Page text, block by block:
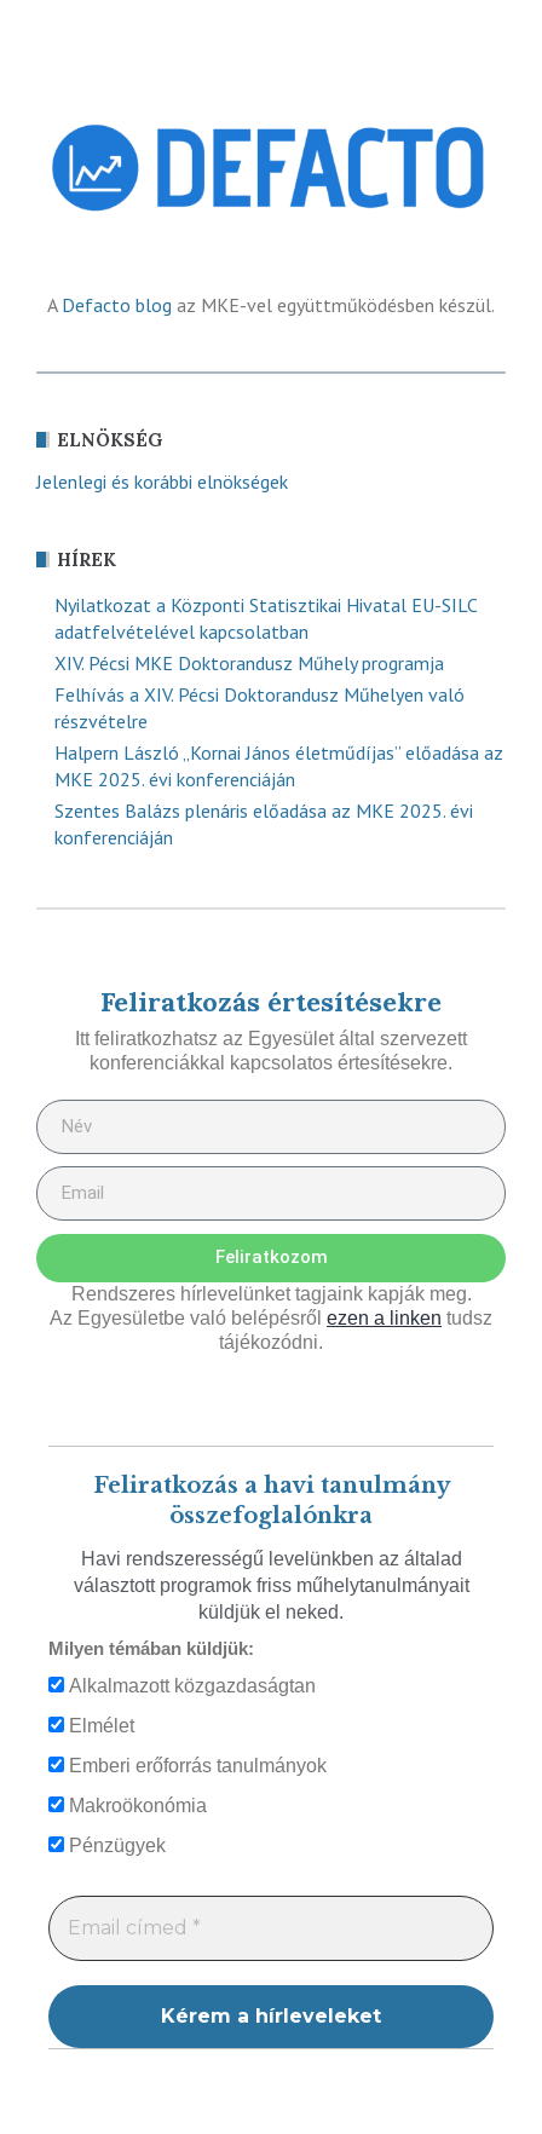
A Defacto blog az MKE-vel együttműködésben készül.
ELNÖKSÉG
Jelenlegi és korábbi elnökségek
HÍREK
Nyilatkozat a Központi Statisztikai Hivatal EU-SILC
adatfelvételével kapcsolatban
XIV. Pécsi MKE Doktorandusz Műhely programja
Felhívás a XIV. Pécsi Doktorandusz Műhelyen való
részvételre
Halpern László „Kornai János életműdíjas” előadása az
MKE 2025. évi konferenciáján
Szentes Balázs plenáris előadása az MKE 2025. évi
konferenciáján
Feliratkozás értesítésekre
Itt feliratkozhatsz az Egyesület által szervezett
konferenciákkal kapcsolatos értesítésekre.
Feliratkozom
Rendszeres hírlevelünket tagjaink kapják meg.
Az Egyesületbe való belépésről ezen a linken tudsz
tájékozódni.
Feliratkozás a havi tanulmány
összefoglalónkra
Havi rendszerességű levelünkben az általad
választott programok friss műhelytanulmányait
küldjük el neked.
Milyen témában küldjük:
Alkalmazott közgazdaságtan
Elmélet
Emberi erőforrás tanulmányok
Makroökonómia
Pénzügyek